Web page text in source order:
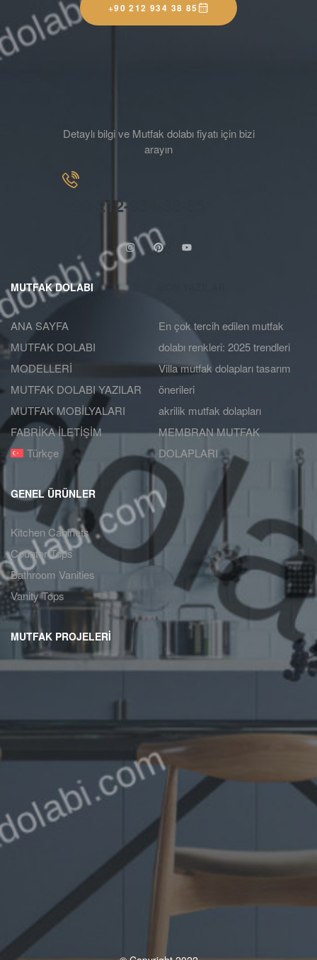
+90 212 934 38 85
Detaylı bilgi ve Mutfak dolabı fiyatı için bizi
arayın
+90-212-934-38-85
MUTFAK DOLABI
ANA SAYFA
MUTFAK DOLABI
MODELLERİ
MUTFAK DOLABI YAZILAR
MUTFAK MOBİLYALARI
FABRİKA İLETİŞİM
Türkçe
En çok tercih edilen mutfak
dolabı renkleri: 2025 trendleri
Villa mutfak dolapları tasarım
önerileri
akrilik mutfak dolapları
MEMBRAN MUTFAK
DOLAPLARI
GENEL ÜRÜNLER
Kitchen Cabinets
Counter Tops
Bathroom Vanities
Vanity Tops
MUTFAK PROJELERİ